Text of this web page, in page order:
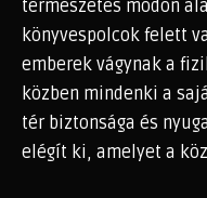
természetes módon
könyvespolcok felett
emberek vágynak a
közben mindenki a
tér biztonsága és
elégít ki, amelyet a